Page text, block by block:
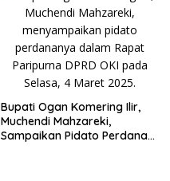
Bupati Ogan Komering Ilir,
Muchendi Mahzareki,
Sampaikan Pidato Perdana